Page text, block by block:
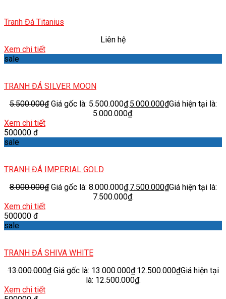
Tranh Đá Titanius
Liên hệ
Xem chi tiết
sale
TRANH ĐÁ SILVER MOON
5.500.000₫ Giá gốc là: 5.500.000₫.5.000.000₫Giá hiện tại là:
5.000.000₫.
Xem chi tiết
500000 đ
sale
TRANH ĐÁ IMPERIAL GOLD
8.000.000₫ Giá gốc là: 8.000.000₫.7.500.000₫Giá hiện tại là:
7.500.000₫.
Xem chi tiết
500000 đ
sale
TRANH ĐÁ SHIVA WHITE
13.000.000₫ Giá gốc là: 13.000.000₫.12.500.000₫Giá hiện tại
là: 12.500.000₫.
Xem chi tiết